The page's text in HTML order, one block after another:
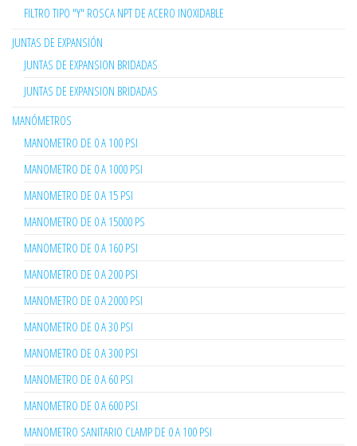
FILTRO TIPO "Y" ROSCA NPT DE ACERO INOXIDABLE
JUNTAS DE EXPANSIÓN
JUNTAS DE EXPANSION BRIDADAS
JUNTAS DE EXPANSION BRIDADAS
MANÓMETROS
MANOMETRO DE 0 A 100 PSI
MANOMETRO DE 0 A 1000 PSI
MANOMETRO DE 0 A 15 PSI
MANOMETRO DE 0 A 15000 PS
MANOMETRO DE 0 A 160 PSI
MANOMETRO DE 0 A 200 PSI
MANOMETRO DE 0 A 2000 PSI
MANOMETRO DE 0 A 30 PSI
MANOMETRO DE 0 A 300 PSI
MANOMETRO DE 0 A 60 PSI
MANOMETRO DE 0 A 600 PSI
MANOMETRO SANITARIO CLAMP DE 0 A 100 PSI